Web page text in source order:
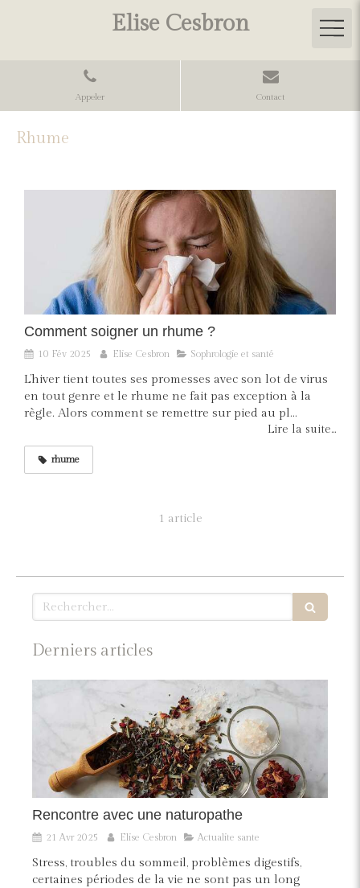
Elise Cesbron
Appeler Contact
Rhume
Comment soigner un rhume ?
10 Fév 2025 Elise Cesbron Sophrologie et santé
L’hiver tient toutes ses promesses avec son lot de virus
en tout genre et le rhume ne fait pas exception à la
règle. Alors comment se remettre sur pied au pl...
Lire la suite...
rhume
1 article
Rechercher
Derniers articles
Rencontre avec une naturopathe
21 Avr 2025 Elise Cesbron Actualite sante
Stress, troubles du sommeil, problèmes digestifs,
certaines périodes de la vie ne sont pas un long